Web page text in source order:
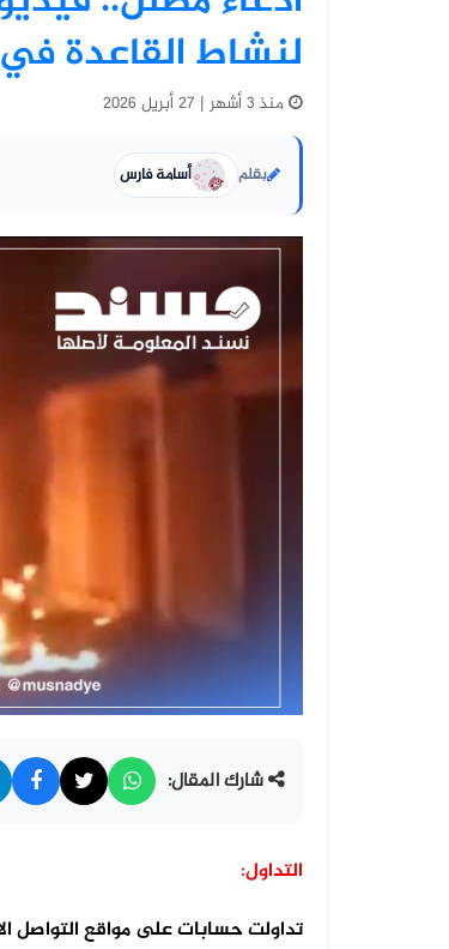
لنشاط القاعدة
منذ 3 أشهر | 27 أبريل 2026
بقلم أسامة فارس
شارك المقال:
التداول:
تداولت حسابات على مواقع التواصل